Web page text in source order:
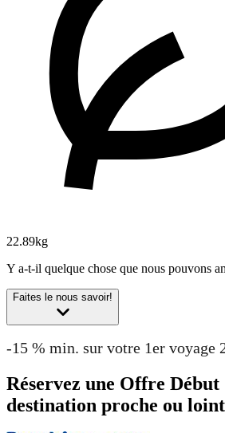
22.89kg
Y a-t-il quelque chose que nous pouvons
Faites le nous savoir!
-15 % min. sur votre 1er voyage
Réservez une Offre Début
destination proche ou